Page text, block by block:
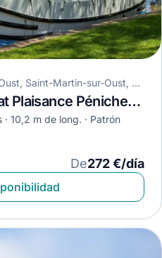
Canal de Saint-Martin-sur-Oust, Saint-Martin-sur-Oust, Francia
Casa flotante Locaboat Plaisance Pénichette 1020 · 2008
10,2 m de long.
Patrón
De272 €/día